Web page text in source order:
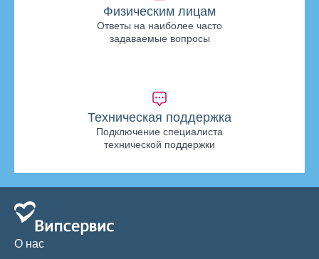
Физическим лицам
Ответы на наиболее часто
задаваемые вопросы
Техническая поддержка
Подключение специалиста
технической поддержки
О нас